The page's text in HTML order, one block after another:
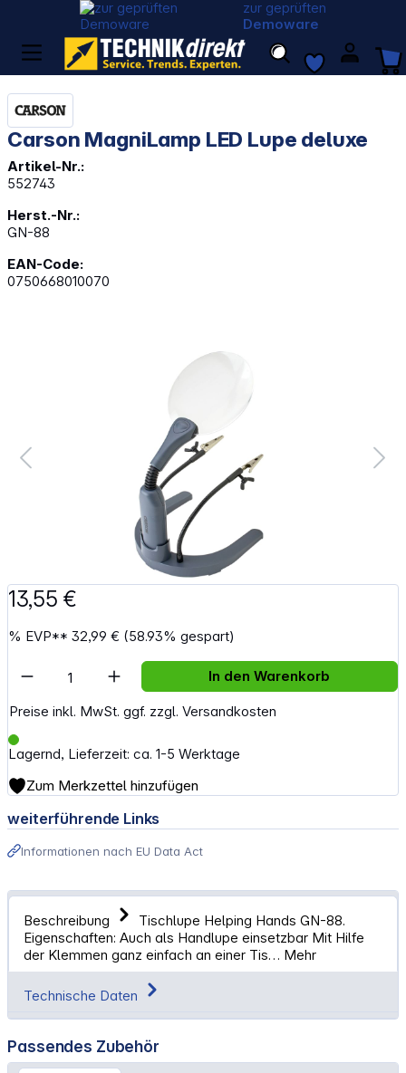
zur geprüften
Demoware
Carson MagniLamp LED Lupe deluxe
Artikel-Nr.:
552743
Herst.-Nr.:
GN-88
EAN-Code:
0750668010070
13,55 €
% EVP**32,99 € (58.93% gespart)
Preise inkl. MwSt. ggf. zzgl. Versandkosten
Lagernd, Lieferzeit: ca. 1-5 Werktage
Artikel Anzahl: Gib den gewünschten
In den Warenkorb
Zum Merkzettel hinzufügen
weiterführende Links
Informationen nach EU Data Act
Beschreibung
Tischlupe Helping Hands GN-88.
Eigenschaften: Auch als Handlupe einsetzbar Mit Hilfe
der Klemmen ganz einfach an einer Tis… Mehr
Technische Daten
Passendes Zubehör